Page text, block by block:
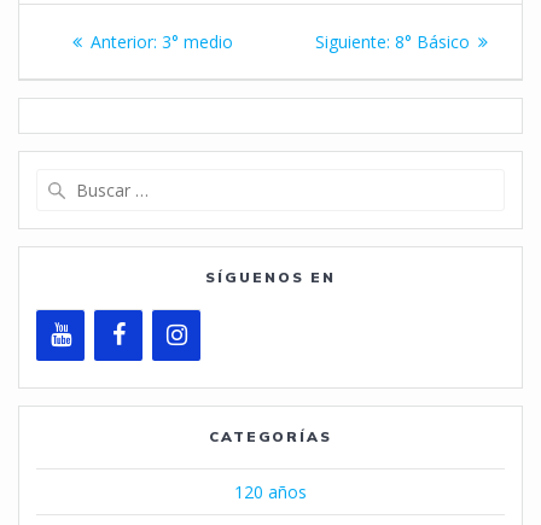
Navegación
de
entradas
Anterior: Entrada
3° medio Siguiente: Siguiente
8° Básico
SÍGUENOS EN
CATEGORÍAS
120 años